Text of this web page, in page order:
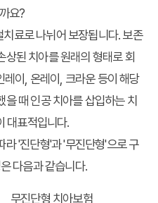
요?
료로 나뉘어 보장됩니다. 보존
된 치아를 원래의 형태로 회
이, 온레이, 크라운 등이 해당
때 인공 치아를 삽입하는 치
대표적입니다.
라 '진단형'과 '무진단형'으로 구
다음과 같습니다.
무진단형 치아보험